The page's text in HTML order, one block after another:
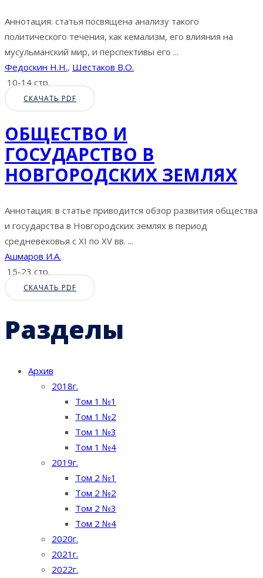
Аннотация: статья посвящена анализу такого
политического течения, как кемализм, его влияния на
мусульманский мир, и перспективы его ...
Федоскин Н.Н., Шестаков В.О.
10-14 стр.
СКАЧАТЬ PDF
ОБЩЕСТВО И
ГОСУДАРСТВО В
НОВГОРОДСКИХ ЗЕМЛЯХ
Аннотация: в статье приводится обзор развития общества
и государства в Новгородских землях в период
средневековья с XI по XV вв. ...
Ашмаров И.А.
15-23 стр.
СКАЧАТЬ PDF
Разделы
Архив
2018г.
Том 1 №1
Том 1 №2
Том 1 №3
Том 1 №4
2019г.
Том 2 №1
Том 2 №2
Том 2 №3
Том 2 №4
2020г.
2021г.
2022г.